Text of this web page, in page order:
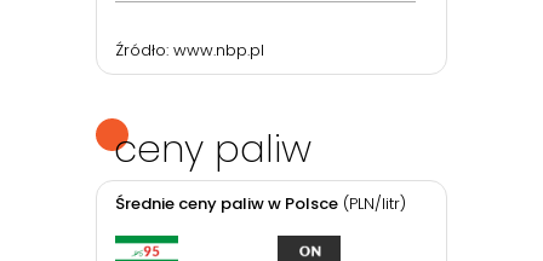
ceny paliw
Średnie ceny paliw w Polsce (PLN/litr)
Źródło: www.nbp.pl